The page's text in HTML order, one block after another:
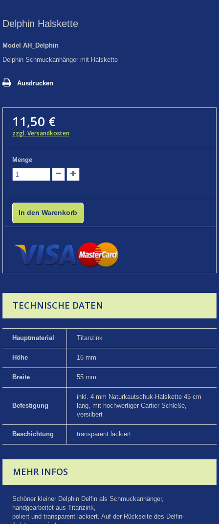
Delphin Halskette
Model AH_Delphin
Delphin Schmuckanhänger mit Halskette
Ausdrucken
11,50 €
zzgl. Versandkosten
Menge
In den Warenkorb
TECHNISCHE DATEN
Hauptmaterial Titanzink
Höhe 16 mm
Breite 55 mm
Befestigung
inkl. 4 mm Naturkautschuk-Halskette 45 cm
lang, mit hochwertiger Cartier-Schleße,
versilbert
Beschichtung transparent lackiert
MEHR INFOS
Schöner kleiner Delphin Delfin als Schmuckanhänger,
handgearbeitet aus Titanzink,
poliert und transparent lackiert. Auf der Rückseite des Delfin-